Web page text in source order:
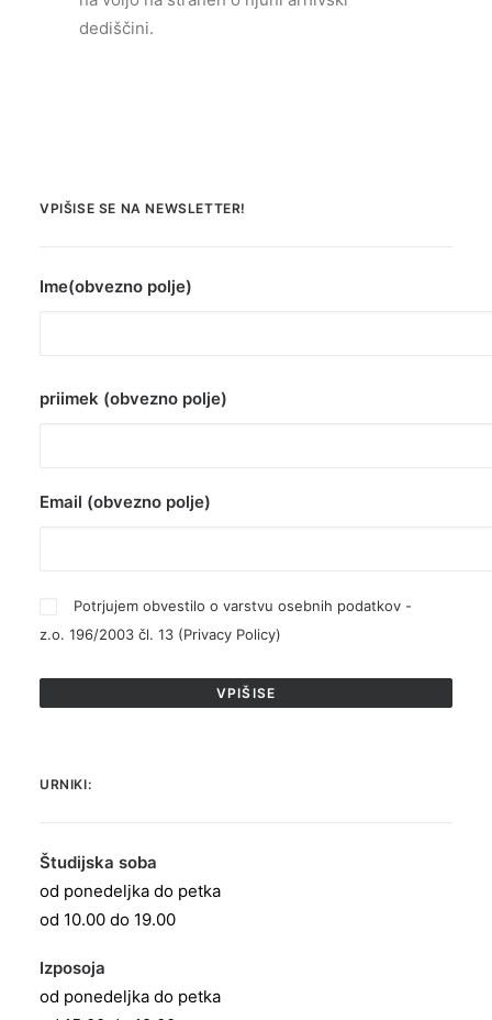
dediščini.
VPIŠISE SE NA NEWSLETTER!
Ime(obvezno polje)
priimek (obvezno polje)
Email (obvezno polje)
Potrjujem obvestilo o varstvu osebnih podatkov -
z.o. 196/2003 čl. 13 (Privacy Policy)
URNIKI:
Študijska soba
od ponedeljka do petka
od 10.00 do 19.00
Izposoja
od ponedeljka do petka